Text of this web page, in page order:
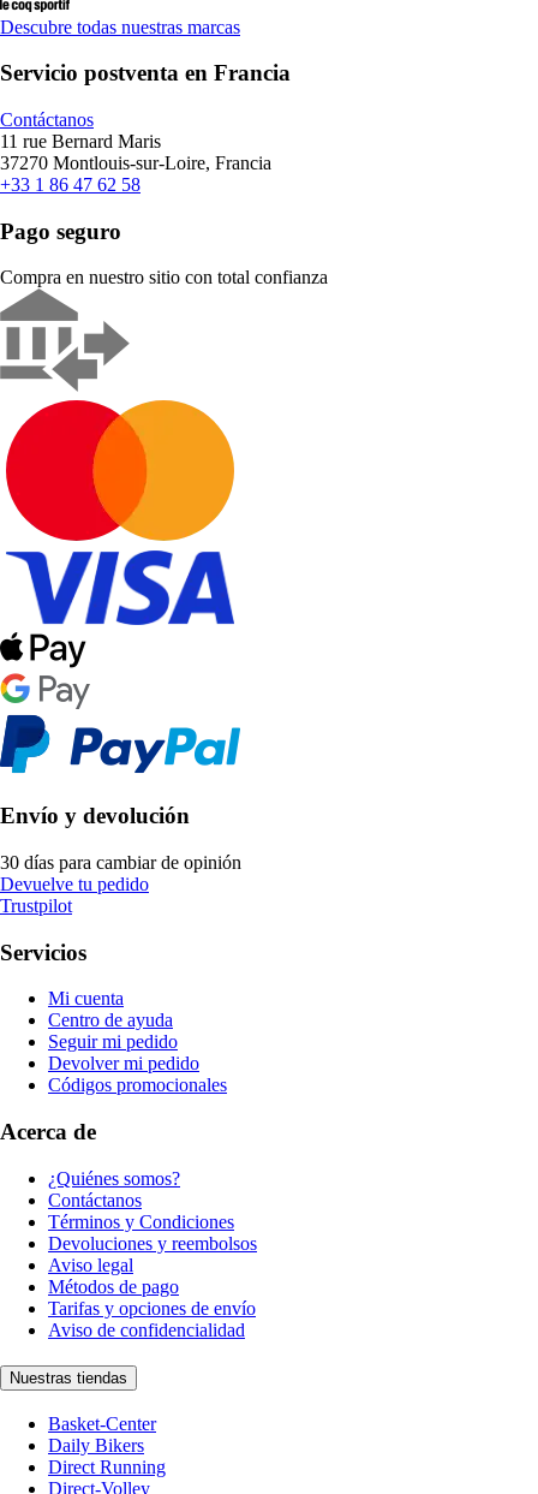
Descubre todas nuestras marcas
Servicio postventa en Francia
Contáctanos
11 rue Bernard Maris
37270 Montlouis-sur-Loire, Francia
+33 1 86 47 62 58
Pago seguro
Compra en nuestro sitio con total confianza
Envío y devolución
30 días para cambiar de opinión
Devuelve tu pedido
Trustpilot
Servicios
Mi cuenta
Centro de ayuda
Seguir mi pedido
Devolver mi pedido
Códigos promocionales
Acerca de
¿Quiénes somos?
Contáctanos
Términos y Condiciones
Devoluciones y reembolsos
Aviso legal
Métodos de pago
Tarifas y opciones de envío
Aviso de confidencialidad
Nuestras tiendas
Basket-Center
Daily Bikers
Direct Running
Direct-Volley